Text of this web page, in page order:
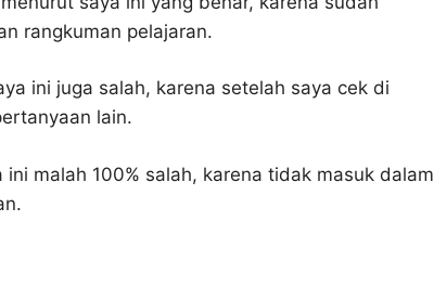
rangkuman pelajaran.
ini juga salah, karena setelah saya cek di
lain.
ini malah 100% salah, karena tidak masuk dalam